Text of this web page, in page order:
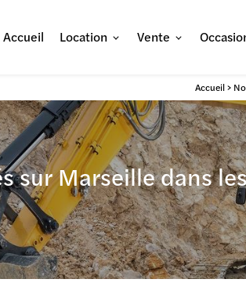
Accueil Location Vente
Accueil>
sur Marseille dans